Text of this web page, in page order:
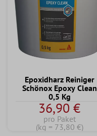
Epoxidharz Reiniger
Schönox Epoxy Clean
0,5 Kg
36,90 €
pro Paket
(kg = 73,80 €)